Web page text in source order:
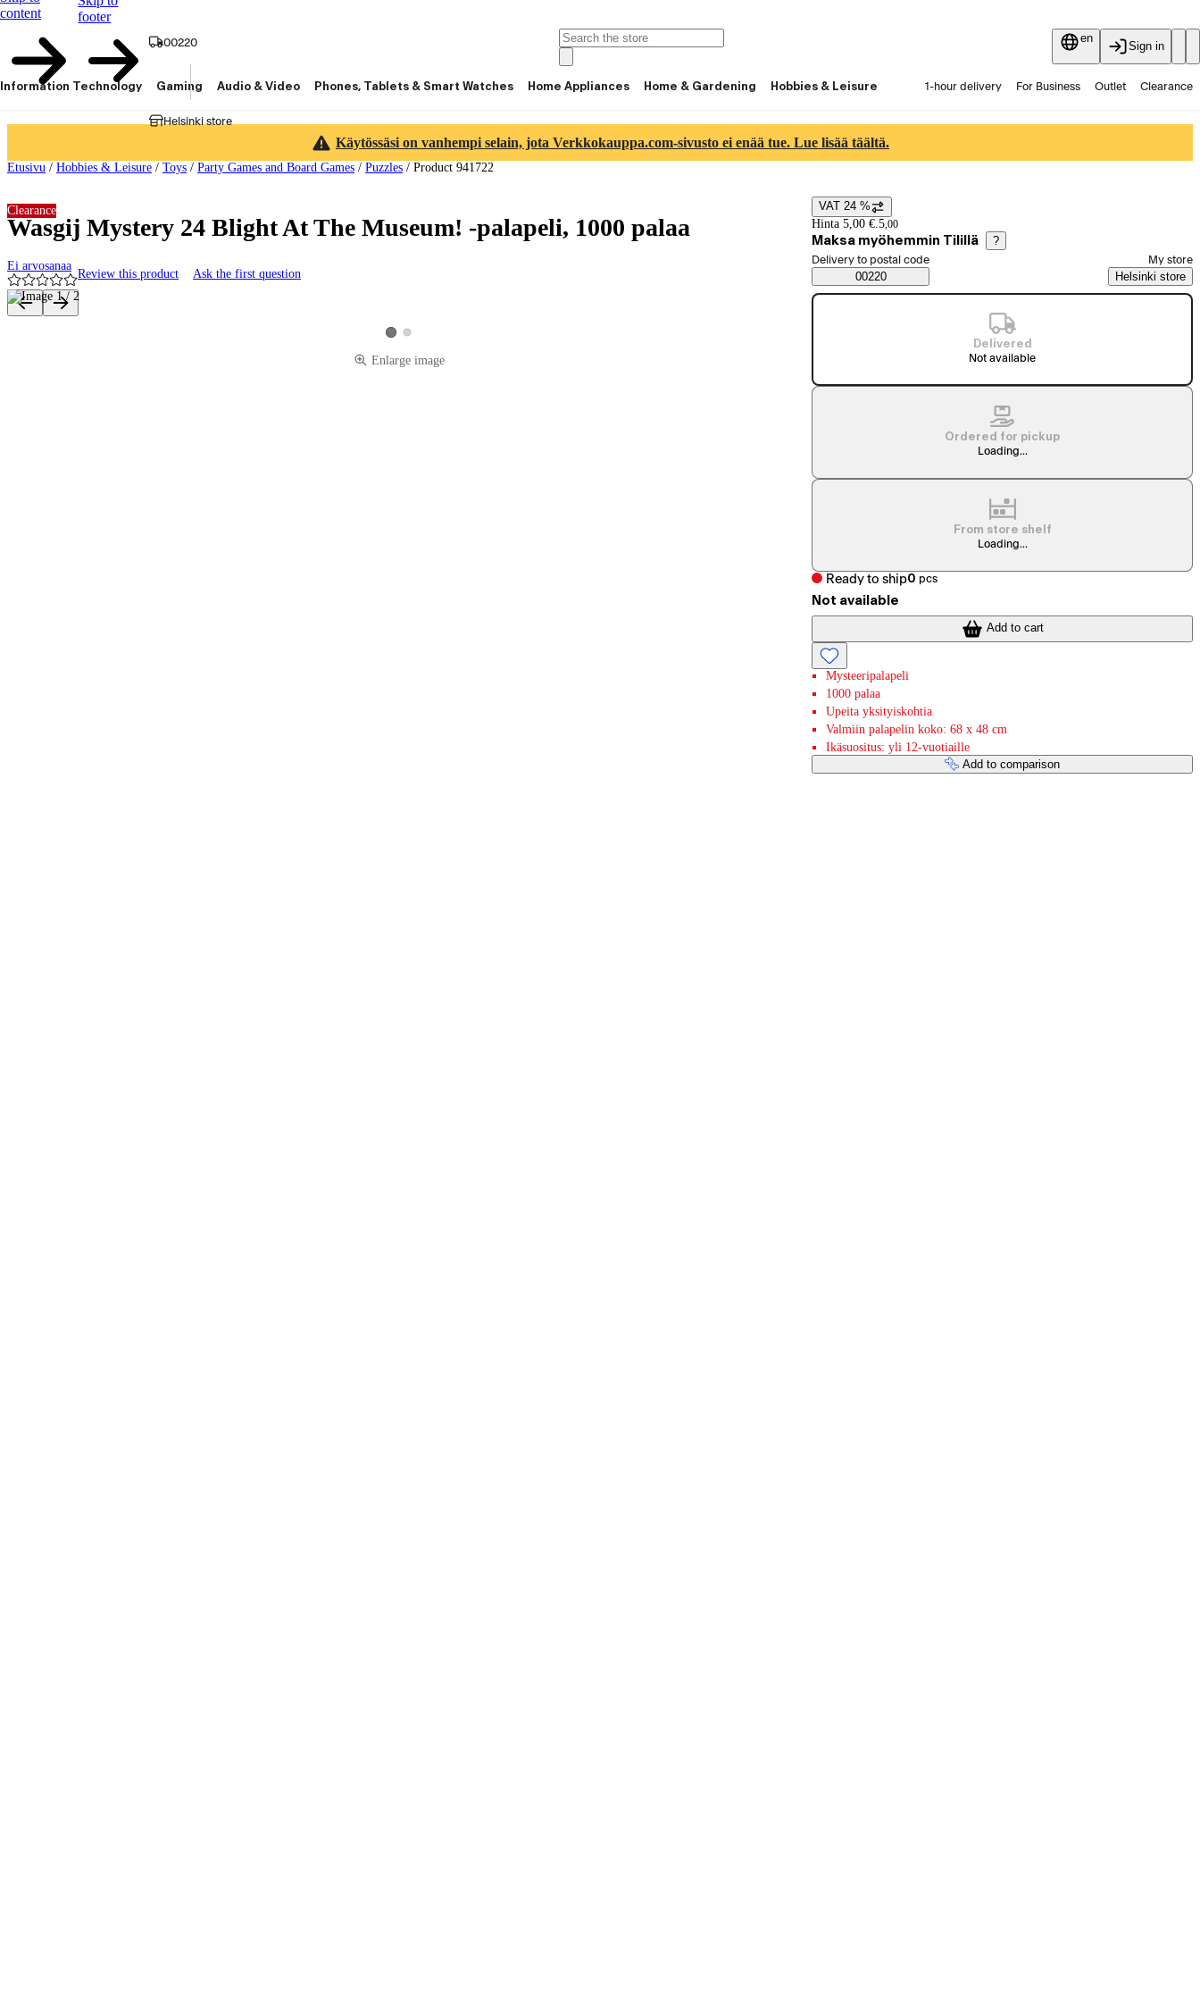
content
footer
00220
Helsinki store
en
Sign in
Information Technology Gaming Audio & Video Phones, Tablets & Smart Watches Home Appliances Home & Gardening Hobbies & Leisure 1-hour delivery For Business Outlet Clearance
Käytössäsi on vanhempi selain, jota Verkkokauppa.com-sivusto ei enää tue. Lue lisää täältä.
Etusivu / Hobbies & Leisure / Toys / Party Games and Board Games / Puzzles / Product 941722
Wasgij Mystery 24 Blight At The Museum! -palapeli, 1000 palaa
Ei arvosanaa
Review this product Ask the first question
Clearance
Product images and videos
View product image 1
View product image 2
Enlarge image
Price details
VAT 24 %
Hinta 5,00 €.5,00
Maksa myöhemmin Tilillä ?
Saatavuustiedot
Select order method
Delivery to postal code
00220
My store
Helsinki store
Delivered
Not available
Ordered for pickup
Loading...
From store shelf
Loading...
Ready to ship0 pcs
Not available
Add to cart
Mysteeripalapeli
1000 palaa
Upeita yksityiskohtia
Valmiin palapelin koko: 68 x 48 cm
Ikäsuositus: yli 12-vuotiaille
Add to comparison